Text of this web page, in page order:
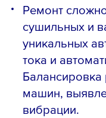
Ремонт
сушильных и
уникальных
тока и
Балансировка
машин,
вибрации.